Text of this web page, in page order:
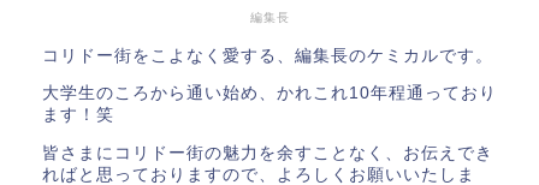
編集長
コリドー街をこよなく愛する、編集長のケミカルです。
大学生のころから通い始め、かれこれ10年程通っており
ます！笑
皆さまにコリドー街の魅力を余すことなく、お伝えでき
ればと思っておりますので、よろしくお願いいたしま